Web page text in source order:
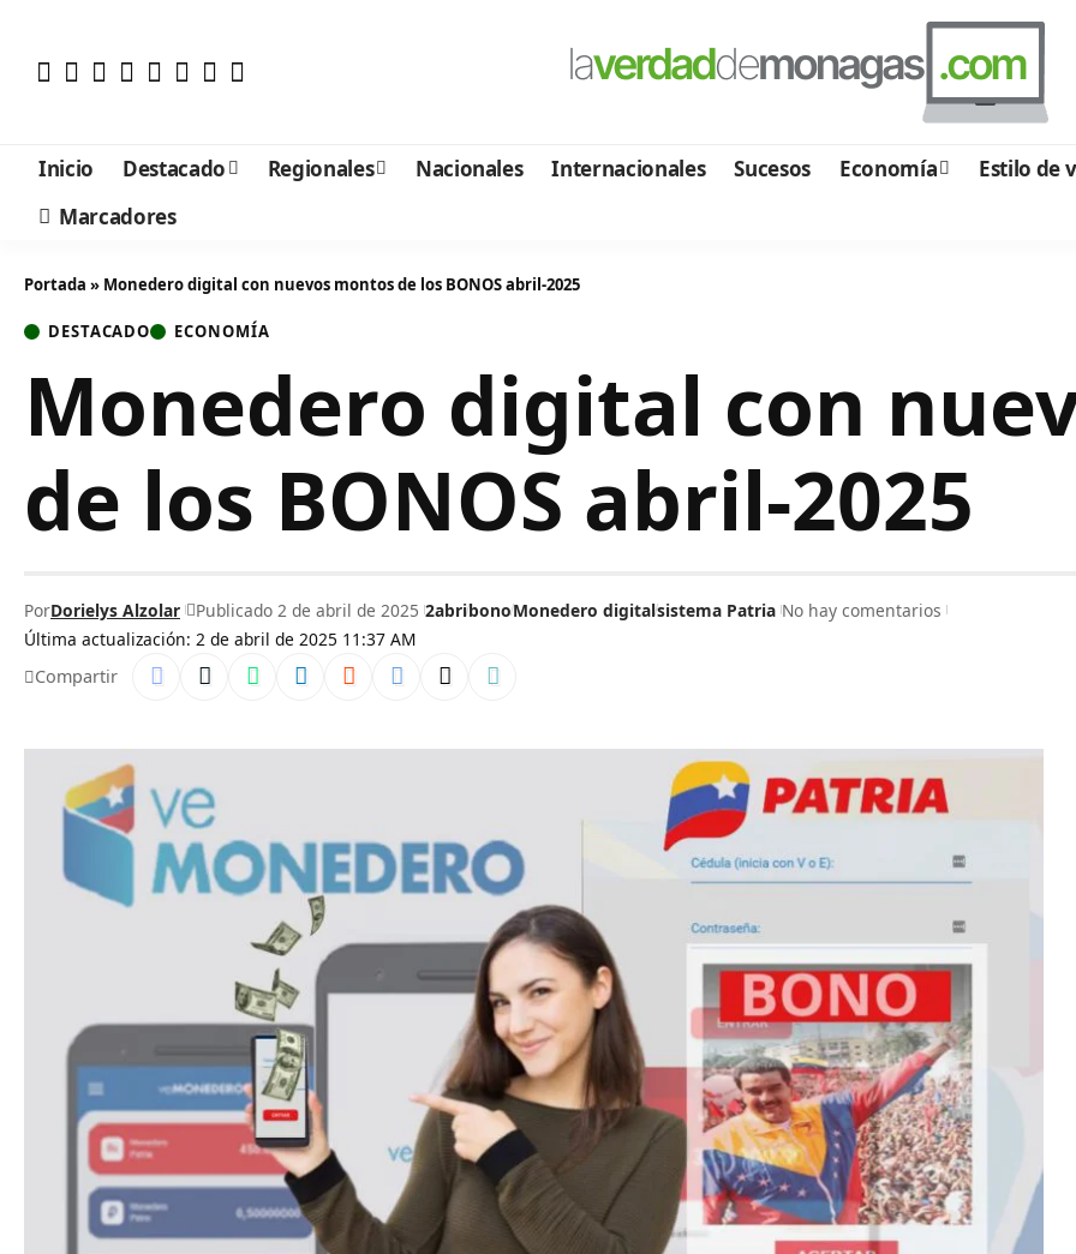
Inicio Destacado Regionales Nacionales Internacionales Sucesos Economía Estilo de
Marcadores
Portada » Monedero digital con nuevos montos de los BONOS abril-2025
DESTACADO ECONOMÍA
Monedero digital con
de los BONOS abril-2025
Última actualización: 2 de abril de 2025 11:37 AM
PorDorielys Alzolar Publicado 2 de abril de 2025 2abribonoMonedero digitalsistema Patria No hay comentarios
Compartir